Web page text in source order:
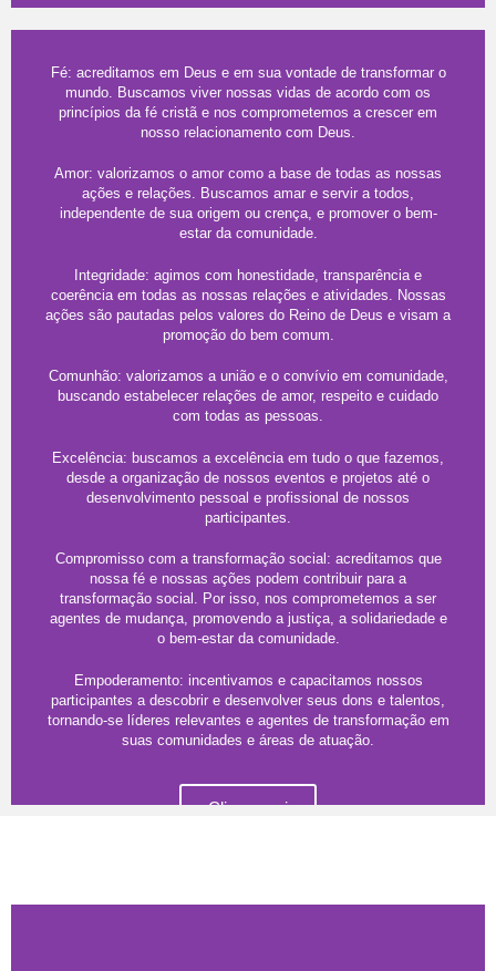
Valores
Fé: acreditamos em Deus e em sua vontade de transformar o
mundo. Buscamos viver nossas vidas de acordo com os
princípios da fé cristã e nos comprometemos a crescer em
nosso relacionamento com Deus.
Amor: valorizamos o amor como a base de todas as nossas
ações e relações. Buscamos amar e servir a todos,
independente de sua origem ou crença, e promover o bem-
estar da comunidade.
Integridade: agimos com honestidade, transparência e
coerência em todas as nossas relações e atividades. Nossas
ações são pautadas pelos valores do Reino de Deus e visam a
promoção do bem comum.
Comunhão: valorizamos a união e o convívio em comunidade,
buscando estabelecer relações de amor, respeito e cuidado
com todas as pessoas.
Excelência: buscamos a excelência em tudo o que fazemos,
desde a organização de nossos eventos e projetos até o
desenvolvimento pessoal e profissional de nossos
participantes.
Compromisso com a transformação social: acreditamos que
nossa fé e nossas ações podem contribuir para a
transformação social. Por isso, nos comprometemos a ser
agentes de mudança, promovendo a justiça, a solidariedade e
o bem-estar da comunidade.
Empoderamento: incentivamos e capacitamos nossos
participantes a descobrir e desenvolver seus dons e talentos,
tornando-se líderes relevantes e agentes de transformação em
suas comunidades e áreas de atuação.
Clique aqui